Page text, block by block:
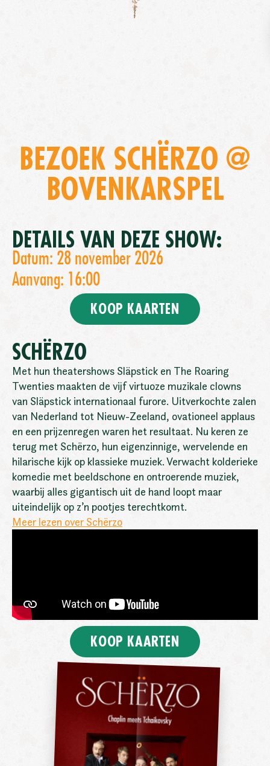
BEZOEK SCHËRZO @
BOVENKARSPEL
DETAILS VAN DEZE SHOW:
Datum: 28 november 2026
Aanvang: 16:00
KOOP KAARTEN
SCHËRZO
Met hun theatershows Släpstick en The Roaring
Twenties maakten de vijf virtuoze muzikale clowns
van Släpstick internationaal furore. Uitverkochte zalen
van Nederland tot Nieuw-Zeeland, ovationeel applaus
en een prijzenregen waren het resultaat. Nu keren ze
terug met Schërzo, hun eigenzinnige, wervelende en
hilarische kijk op klassieke muziek. Verwacht kolderieke
komedie met beeldschone en ontroerende muziek,
waarbij alles gigantisch uit de hand loopt maar
uiteindelijk op z’n pootjes terechtkomt.
Meer lezen over Schërzo
KOOP KAARTEN